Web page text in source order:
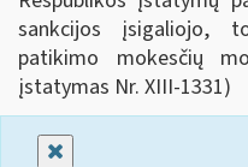
sankcijos įsigaliojo,
patikimo mokesčių
įstatymas Nr. XIII-1331)